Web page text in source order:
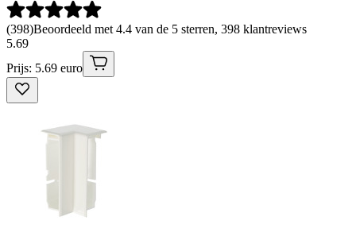
(398)Beoordeeld met 4.4 van de 5 sterren, 398 klantreviews
5.69
Prijs: 5.69 euro